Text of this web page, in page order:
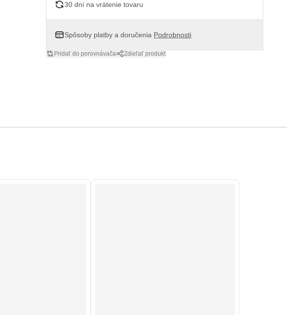
30 dní na vrátenie tovaru
Spôsoby platby a doručenia Podrobnosti
Pridať do porovnávača Zdieľať produkt